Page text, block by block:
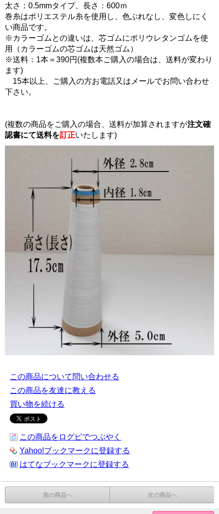
太さ：0.5mmタイプ、長さ：600ｍ
巻糸はポリエステル糸を使用し、色ぶれなし、変色しにく
い商品です。
※カラーゴムとの違いは、芯ゴムにポリウレタンゴムを使
用（カラーゴムの芯ゴムは天然ゴム）
※送料：1本＝390円(複数本ご購入の場合は、送料が変わり
ます)
15本以上、ご購入の方お電話又はメールでお問い合わせ
下さい。
(複数の商品をご購入の場合、送料が加算されますが注文確
認書にて送料を訂正いたします)
この商品について問い合わせる
この商品を友達に教える
買い物を続ける
この商品をログピでつぶやく
Yahoo!ブックマークに登録する
はてなブックマークに登録する
前の商品へ 次の商品へ